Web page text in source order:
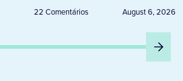
22 Comentários
Peru
August 6, 2026